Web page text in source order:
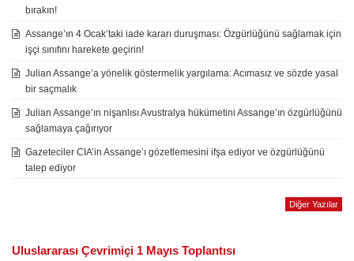
bırakın!
Assange’ın 4 Ocak’taki iade kararı duruşması: Özgürlüğünü sağlamak için
işçi sınıfını harekete geçirin!
Julian Assange’a yönelik göstermelik yargılama: Acımasız ve sözde yasal
bir saçmalık
Julian Assange’ın nişanlısı Avustralya hükümetini Assange’ın özgürlüğünü
sağlamaya çağırıyor
Gazeteciler CIA’in Assange’ı gözetlemesini ifşa ediyor ve özgürlüğünü
talep ediyor
Diğer Yazılar
Uluslararası Çevrimiçi 1 Mayıs Toplantısı